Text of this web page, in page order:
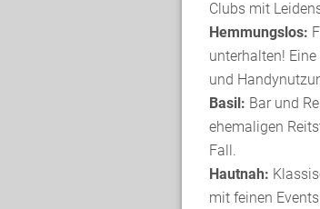
Clubs mit
Hemmungslos:
unterhalten!
und
Basil: Bar und
ehemaligen
Fall.
Hautnah:
mit feinen